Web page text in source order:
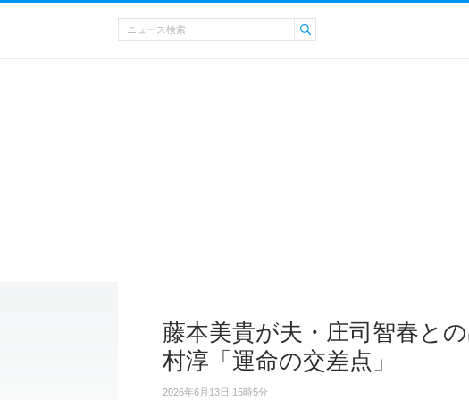
藤本美貴が夫・庄司智春と
村淳「運命の交差点」
2026年6月13日 15時5分